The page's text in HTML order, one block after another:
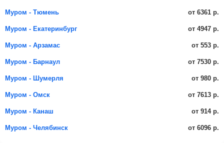
Муром - Тюмень от 6361 р.
Муром - Екатеринбург от 4947 р.
Муром - Арзамас от 553 р.
Муром - Барнаул от 7530 р.
Муром - Шумерля от 980 р.
Муром - Омск от 7613 р.
Муром - Канаш от 914 р.
Муром - Челябинск от 6096 р.